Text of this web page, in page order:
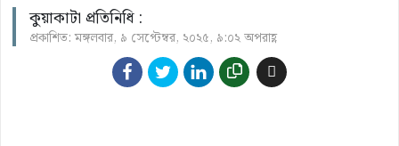
কুয়াকাটা প্রতিনিধি :
প্রকাশিত: মঙ্গলবার, ৯ সেপ্টেম্বর, ২০২৫, ৯:০২ অপরাহ্ণ